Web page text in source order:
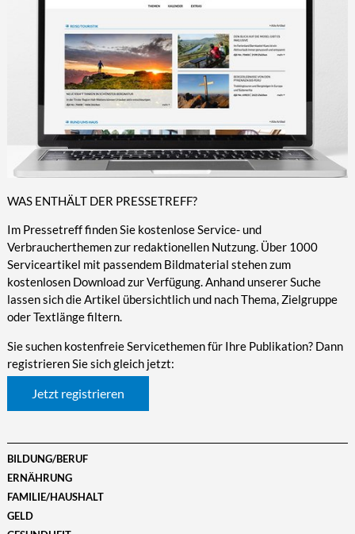
WAS ENTHÄLT DER PRESSETREFF?
Im Pressetreff finden Sie kostenlose Service- und
Verbraucherthemen zur redaktionellen Nutzung. Über 1000
Serviceartikel mit passendem Bildmaterial stehen zum
kostenlosen Download zur Verfügung. Anhand unserer Suche
lassen sich die Artikel übersichtlich und nach Thema, Zielgruppe
oder Textlänge filtern.
Sie suchen kostenfreie Servicethemen für Ihre Publikation? Dann
registrieren Sie sich gleich jetzt:
Jetzt registrieren
BILDUNG/BERUF
ERNÄHRUNG
FAMILIE/HAUSHALT
GELD